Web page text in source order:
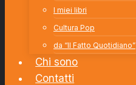
I miei libri
Cultura Pop
da “Il Fatto Quotidiano”
Chi sono
Contatti